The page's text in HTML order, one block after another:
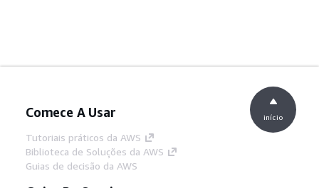
Comece A Usar
Tutoriais práticos da AWS
Biblioteca de Soluções da AWS
Guias de decisão da AWS
início